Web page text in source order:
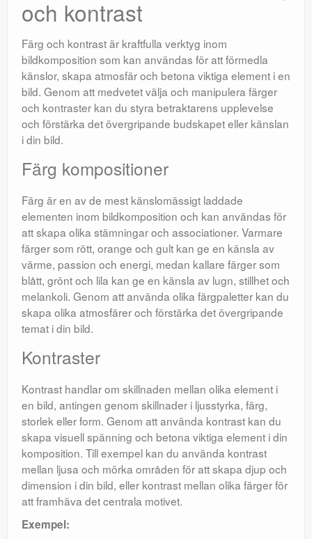
och kontrast
Färg och kontrast är kraftfulla verktyg inom
bildkomposition som kan användas för att förmedla
känslor, skapa atmosfär och betona viktiga element i en
bild. Genom att medvetet välja och manipulera färger
och kontraster kan du styra betraktarens upplevelse
och förstärka det övergripande budskapet eller känslan
i din bild.
Färg kompositioner
Färg är en av de mest känslomässigt laddade
elementen inom bildkomposition och kan användas för
att skapa olika stämningar och associationer. Varmare
färger som rött, orange och gult kan ge en känsla av
värme, passion och energi, medan kallare färger som
blått, grönt och lila kan ge en känsla av lugn, stillhet och
melankoli. Genom att använda olika färgpaletter kan du
skapa olika atmosfärer och förstärka det övergripande
temat i din bild.
Kontraster
Kontrast handlar om skillnaden mellan olika element i
en bild, antingen genom skillnader i ljusstyrka, färg,
storlek eller form. Genom att använda kontrast kan du
skapa visuell spänning och betona viktiga element i din
komposition. Till exempel kan du använda kontrast
mellan ljusa och mörka områden för att skapa djup och
dimension i din bild, eller kontrast mellan olika färger för
att framhäva det centrala motivet.
Exempel: